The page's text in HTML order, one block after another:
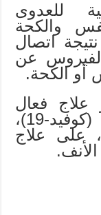
للعدوى
والكحة
اتصال
عن
أو الكحة.
علاج فعال
لفيروس كورونا المستجد (كوفيد-19)،
على علاج